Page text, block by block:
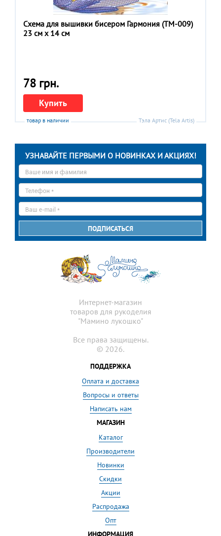
Схема для вышивки бисером Гармония (ТМ-009)
23 см x 14 см
78 грн.
Купить
товар в наличии Тэла Артис (Tela Artis)
УЗНАВАЙТЕ ПЕРВЫМИ О НОВИНКАХ И АКЦИЯХ!
имя
*
mail
*
ПОДПИСАТЬСЯ
Интернет-магазин
товаров для рукоделия
"Мамино лукошко"
Все права защищены.
© 2026.
ПОДДЕРЖКА
Оплата и доставка
Вопросы и ответы
Написать нам
МАГАЗИН
Каталог
Производители
Новинки
Скидки
Акции
Распродажа
Опт